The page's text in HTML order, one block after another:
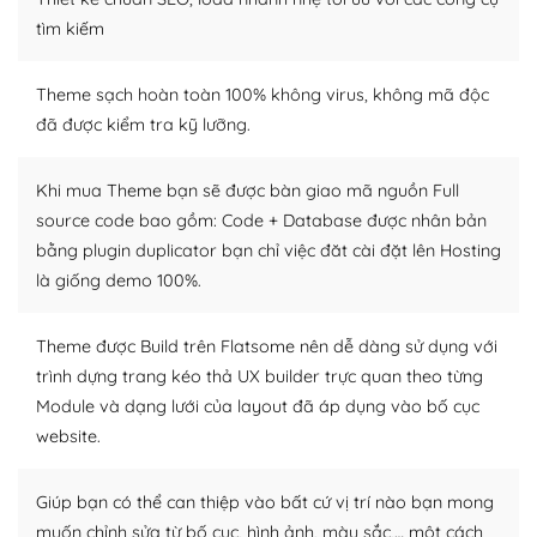
Dễ dàng tùy chỉnh trên WordPress
WordPress là nơi lưu trữ cho một diễn đàn cộng đồng
Nếu bạn gặp khó khăn, bạn có thể lên mạng và tìm
kiếm những cộng đồng WordPress, họ sẽ giúp bạn trả
lời, giải đáp vấn đề của bạn.
– Đa dạng plugin và themes
Plugin mở rộng là thành phần cài đặt thêm vào
tìm kiếm
Theme sạch hoàn toàn 100% không virus, không mã độc
đã được kiểm tra kỹ lưỡng.
Khi mua Theme bạn sẽ được bàn giao mã nguồn Full
source code bao gồm: Code + Database được nhân bản
bằng plugin duplicator bạn chỉ việc đăt cài đặt lên Hosting
là giống demo 100%.
Theme được Build trên Flatsome nên dễ dàng sử dụng với
trình dựng trang kéo thả UX builder trực quan theo từng
Module và dạng lưới của layout đã áp dụng vào bố cục
website.
Giúp bạn có thể can thiệp vào bất cứ vị trí nào bạn mong
muốn chỉnh sửa từ bố cục, hình ảnh, màu sắc,… một cách